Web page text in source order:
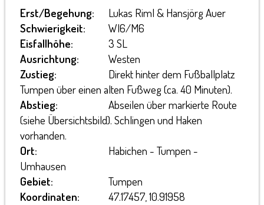
Erst/Begehung:
Lukas Riml & Hansjörg Auer
Schwierigkeit:
WI6/M6
Eisfallhöhe:
3 SL
Ausrichtung:
Westen
Zustieg:
Direkt hinter dem Fußballplatz
Tumpen über einen alten Fußweg (ca. 40 Minuten).
Abstieg:
Abseilen über markierte Route
(siehe Übersichtsbild). Schlingen und Haken
vorhanden.
Ort:
Habichen - Tumpen -
Umhausen
Gebiet:
Tumpen
Koordinaten:
47.17457, 10.91958